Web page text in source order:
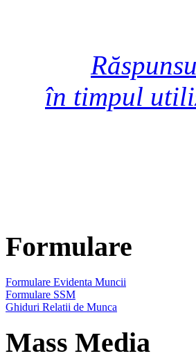
în timpul
Formulare
Formulare Evidenta Muncii
Formulare SSM
Ghiduri Relatii de Munca
Mass Media